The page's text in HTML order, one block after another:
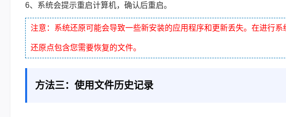
6、系统会提示重启计算机，确认后重启。
注意：系统还原可能会导致一些新安装的应用程序和更新丢失。在进行
还原点包含您需要恢复的文件。
方法三：使用文件历史记录